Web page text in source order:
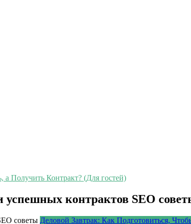
Получить Контракт? (Для гостей)
успешных контрактов SEO
Деловой Завтрак: Как Подготовиться,